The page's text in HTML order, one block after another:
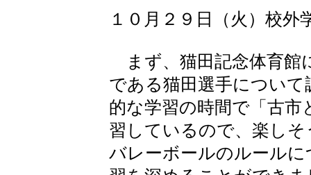
１０月２９日（火）校外
まず、猫田記念体育館
である猫田選手につい
的な学習の時間で「古
習しているので、楽し
バレーボールのルール